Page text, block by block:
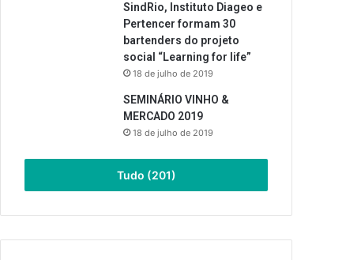
SindRio, Instituto Diageo e
Pertencer formam 30
bartenders do projeto
social “Learning for life”
18 de julho de 2019
SEMINÁRIO VINHO &
MERCADO 2019
18 de julho de 2019
Tudo (201)